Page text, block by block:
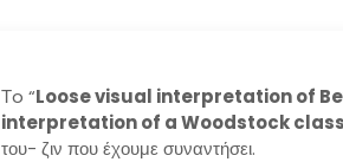
Τo “Loose visual interpretation of
interpretation of a Woodstock
του- ζιν που έχουμε συναντήσει.